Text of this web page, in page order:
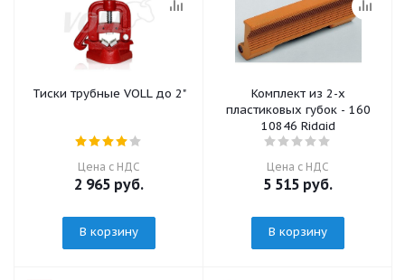
Тиски трубные VOLL до 2"
Цена с НДС
2 965 руб.
В корзину
Комплект из 2-х
пластиковых губок - 160
10846 Ridgid
Цена с НДС
5 515 руб.
В корзину